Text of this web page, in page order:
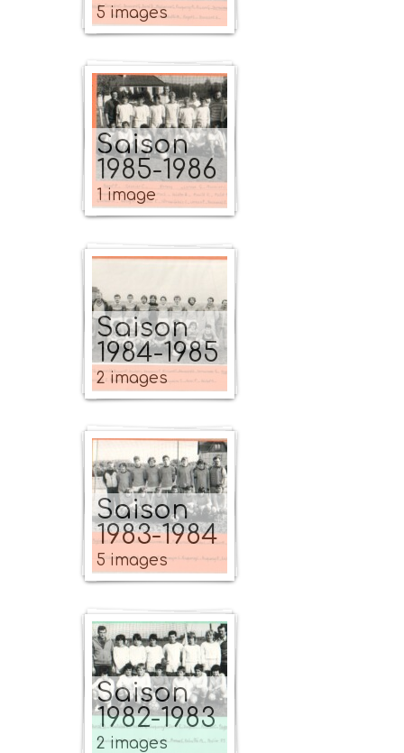
5 images
Saison
1985-1986
1 image
Saison
1984-1985
2 images
Saison
1983-1984
5 images
Saison
1982-1983
2 images